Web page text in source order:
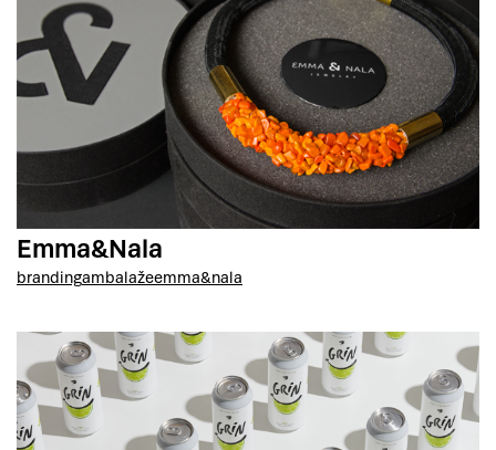
Emma&Nala
brandingambalažeemma&nala